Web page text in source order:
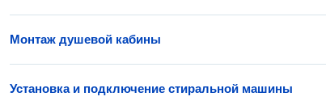
Монтаж душевой кабины
Установка и подключение стиральной машины